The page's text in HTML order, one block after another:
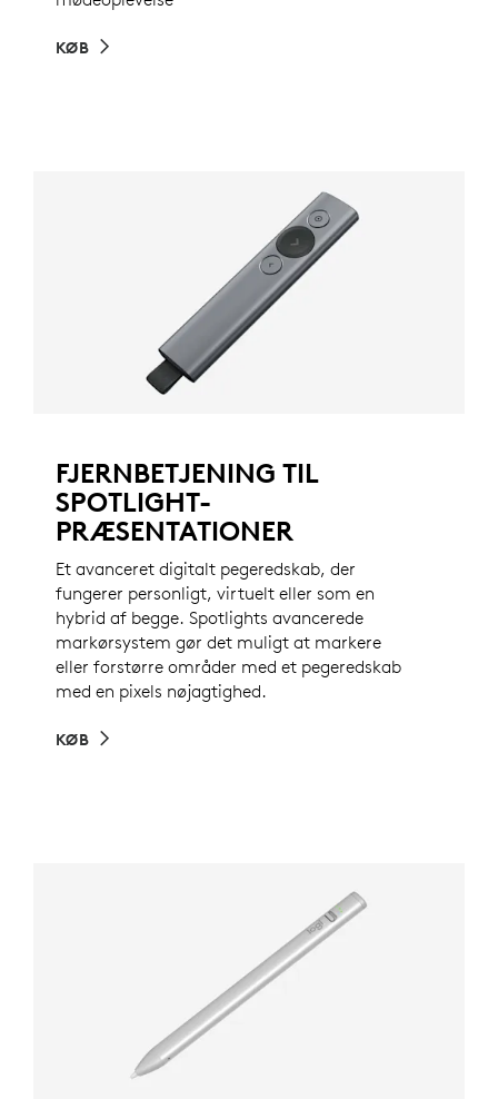
KØB
FJERNBETJENING TIL
SPOTLIGHT-
PRÆSENTATIONER
Et avanceret digitalt pegeredskab, der
fungerer personligt, virtuelt eller som en
hybrid af begge. Spotlights avancerede
markørsystem gør det muligt at markere
eller forstørre områder med et pegeredskab
med en pixels nøjagtighed.
KØB